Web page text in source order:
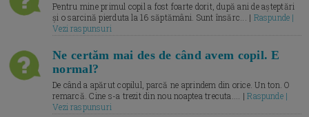
Pentru mine primul copil a fost foarte dorit, după ani de așteptări
și o sarcină pierduta la 16 săptămâni. Sunt însărc... | Raspunde |
Vezi raspunsuri
Ne certăm mai des de când avem copil. E
normal?
De când a apărut copilul, parcă ne aprindem din orice. Un ton. O
remarcă. Cine s-a trezit din nou noaptea trecuta.... |Raspunde |
Vezi raspunsuri